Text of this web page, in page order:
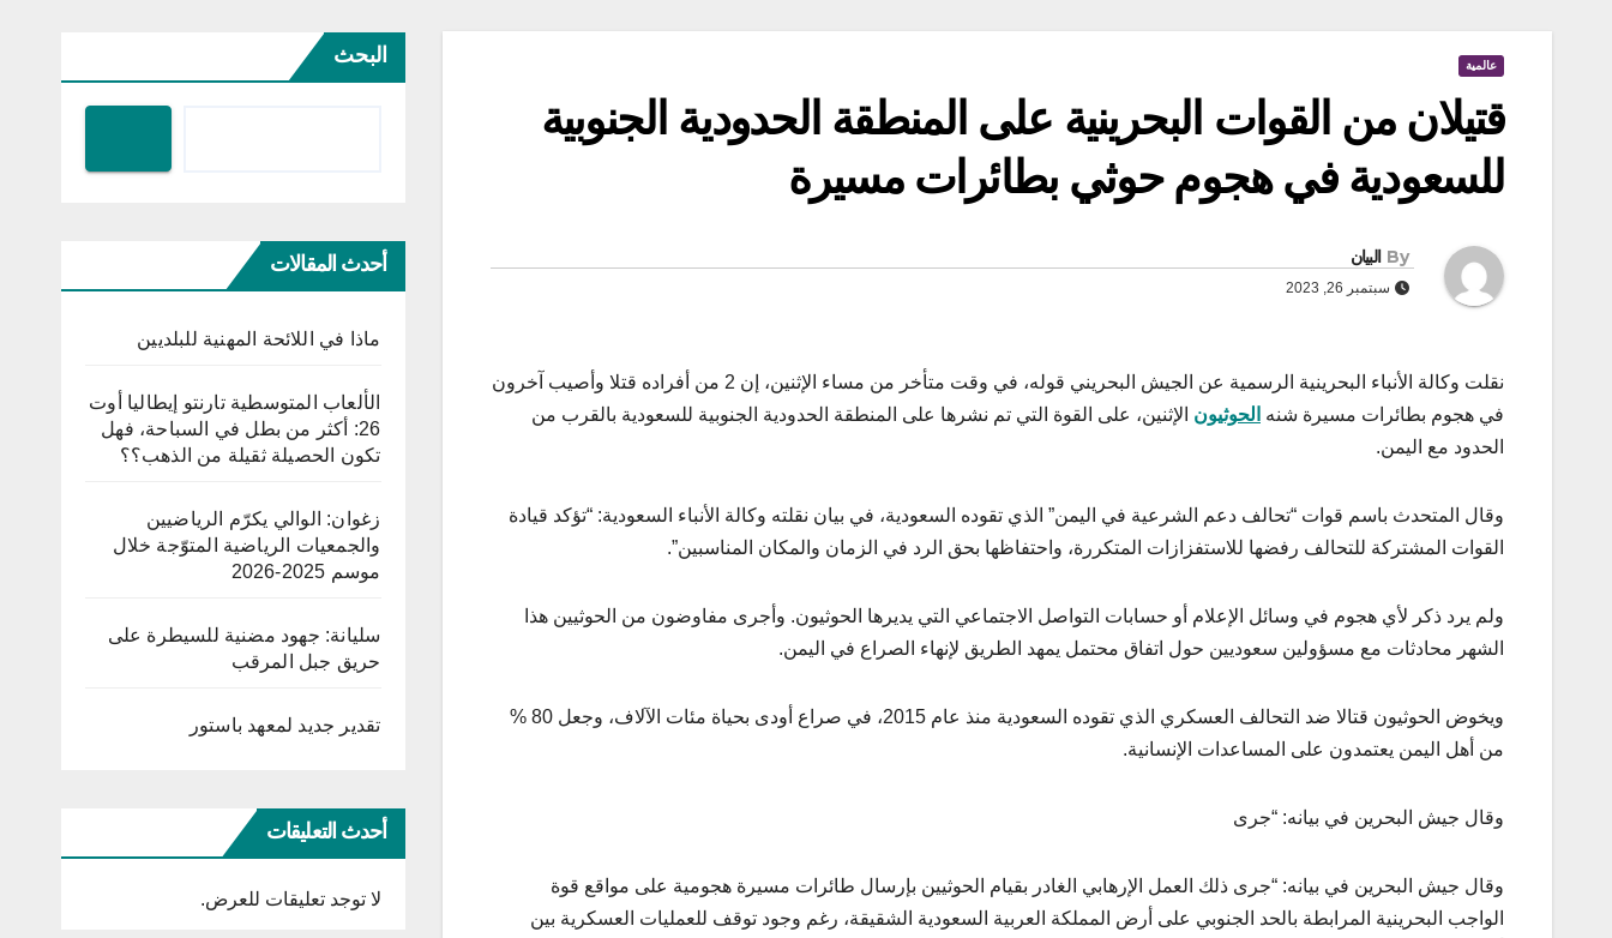
عالمية
قتيلان من القوات البحرينية على المنطقة الحدودية الجنوبية
للسعودية في هجوم حوثي بطائرات مسيرة
By البيان
سبتمبر 26, 2023
نقلت وكالة الأنباء البحرينية الرسمية عن الجيش البحريني قوله، في وقت متأخر من مساء الإثنين، إن 2 من أفراده قتلا وأصيب آخرون
في هجوم بطائرات مسيرة شنه الحوثيون الإثنين، على القوة التي تم نشرها على المنطقة الحدودية الجنوبية للسعودية بالقرب من
الحدود مع اليمن.
وقال المتحدث باسم قوات “تحالف دعم الشرعية في اليمن” الذي تقوده السعودية، في بيان نقلته وكالة الأنباء السعودية: “تؤكد قيادة
القوات المشتركة للتحالف رفضها للاستفزازات المتكررة، واحتفاظها بحق الرد في الزمان والمكان المناسبين”.
ولم يرد ذكر لأي هجوم في وسائل الإعلام أو حسابات التواصل الاجتماعي التي يديرها الحوثيون. وأجرى مفاوضون من الحوثيين هذا
الشهر محادثات مع مسؤولين سعوديين حول اتفاق محتمل يمهد الطريق لإنهاء الصراع في اليمن.
ويخوض الحوثيون قتالا ضد التحالف العسكري الذي تقوده السعودية منذ عام 2015، في صراع أودى بحياة مئات الآلاف، وجعل 80 %
من أهل اليمن يعتمدون على المساعدات الإنسانية.
وقال جيش البحرين في بيانه: “جرى
وقال جيش البحرين في بيانه: “جرى ذلك العمل الإرهابي الغادر بقيام الحوثيين بإرسال طائرات مسيرة هجومية على مواقع قوة
الواجب البحرينية المرابطة بالحد الجنوبي على أرض المملكة العربية السعودية الشقيقة، رغم وجود توقف للعمليات العسكرية بين
البحث
أحدث المقالات
ماذا في اللائحة المهنية للبلديين
الألعاب المتوسطية تارنتو إيطاليا أوت
26: أكثر من بطل في السباحة، فهل
تكون الحصيلة ثقيلة من الذهب؟؟
زغوان: الوالي يكرّم الرياضيين
والجمعيات الرياضية المتوّجة خلال
موسم 2025-2026
سليانة: جهود مضنية للسيطرة على
حريق جبل المرقب
تقدير جديد لمعهد باستور
أحدث التعليقات
لا توجد تعليقات للعرض.